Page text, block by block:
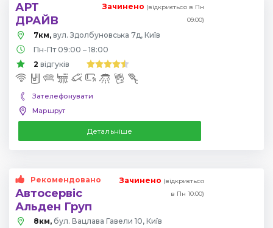
АРТ
ДРАЙВ
Зачинено (відкриється в Пн
09:00)
7км, вул. Здолбуновська 7д, Київ
Пн-Пт 09:00 – 18:00
2 відгуків
Зателефонувати
Маршрут
Детальніше
Рекомендовано
Автосервіс
Альден Груп
Зачинено (відкриється
в Пн 10:00)
8км, бул. Вацлава Гавели 10, Київ